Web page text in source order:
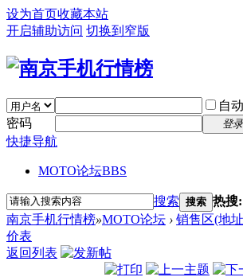
设为首页收藏本站
开启辅助访问 切换到窄版
自
密码
登录
快捷导航
MOTO论坛BBS
搜索 搜索 热搜:
南京手机行情榜»MOTO论坛 › 销售区(地
价表
返回列表